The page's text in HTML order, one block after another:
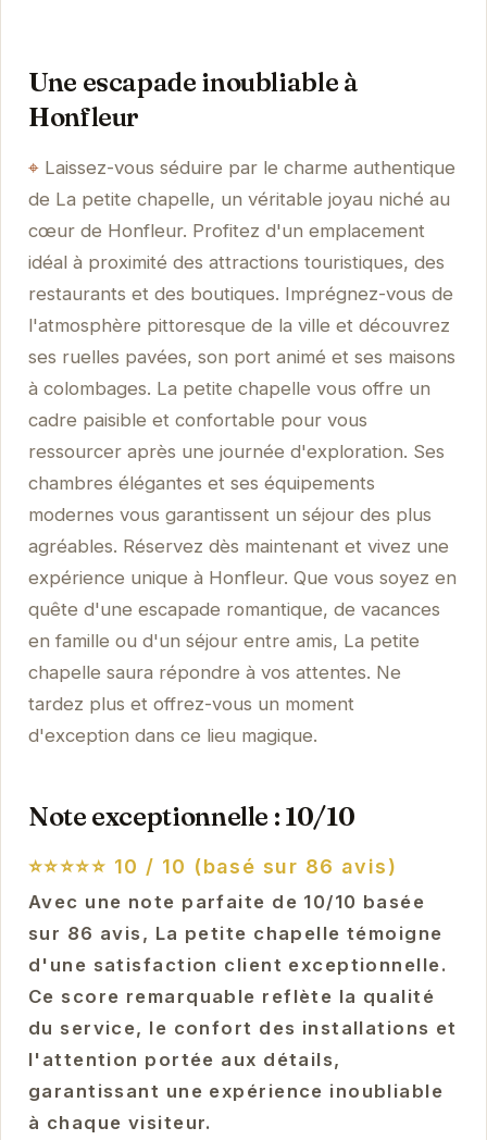
Une escapade inoubliable à
Honfleur
Laissez-vous séduire par le charme authentique
de La petite chapelle, un véritable joyau niché au
cœur de Honfleur. Profitez d'un emplacement
idéal à proximité des attractions touristiques, des
restaurants et des boutiques. Imprégnez-vous de
l'atmosphère pittoresque de la ville et découvrez
ses ruelles pavées, son port animé et ses maisons
à colombages. La petite chapelle vous offre un
cadre paisible et confortable pour vous
ressourcer après une journée d'exploration. Ses
chambres élégantes et ses équipements
modernes vous garantissent un séjour des plus
agréables. Réservez dès maintenant et vivez une
expérience unique à Honfleur. Que vous soyez en
quête d'une escapade romantique, de vacances
en famille ou d'un séjour entre amis, La petite
chapelle saura répondre à vos attentes. Ne
tardez plus et offrez-vous un moment
d'exception dans ce lieu magique.
Note exceptionnelle : 10/10
⭐⭐⭐⭐⭐ 10 / 10 (basé sur 86 avis)
Avec une note parfaite de 10/10 basée
sur 86 avis, La petite chapelle témoigne
d'une satisfaction client exceptionnelle.
Ce score remarquable reflète la qualité
du service, le confort des installations et
l'attention portée aux détails,
garantissant une expérience inoubliable
à chaque visiteur.